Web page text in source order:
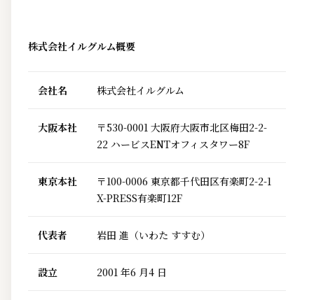
株式会社イルグルム概要
会社名 株式会社イルグルム
大阪本社
〒530-0001 大阪府大阪市北区梅田2-2-
22 ハービスENTオフィスタワー8F
東京本社
〒100-0006 東京都千代田区有楽町2-2-1
X-PRESS有楽町12F
代表者 岩田 進（いわた すすむ）
設立 2001 年6 月4 日